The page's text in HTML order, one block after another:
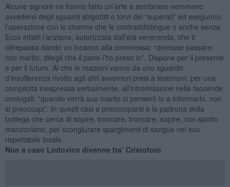
Alcune signore ne hanno fatto un’arte e sembrano nemmeno
avvedersi degli sguardi sbigottiti o torvi dei “superati” ed eseguono
l’operazione con lo charme che le contraddistingue o anche senza.
Ecco infatti l’anziana, autorizzata dall’età veneranda, che ti
oltrepassa dando un incarico alla commessa: “dovesse passare
mio marito, ditegli che il pane l’ho preso io”. Dispone per il presente
e per il futuro. Al che le reazioni vanno da uno sguardo
d’insofferenza rivolto agli altri avventori presi a testimoni, per una
complicità inespressa verbalmente, all’intromissione nelle faccende
coniugali: “quando verrà suo marito ci penserò io a informarlo, non
si preoccupi”. In questi casi a preoccuparsi è la padrona della
bottega che cerca di sopire, troncare, troncare, sopire, con spirito
manzoniano, per scongiurare spargimenti di sangue nel suo
rispettabile locale.
Non a caso Lodovico divenne fra’ Cristoforo